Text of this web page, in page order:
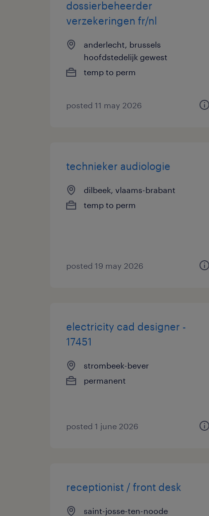
dossierbeheerder
verzekeringen fr/nl
anderlecht, brussels
hoofdstedelijk gewest
temp to perm
posted 11 may 2026
technieker audiologie
dilbeek, vlaams-brabant
temp to perm
posted 19 may 2026
electricity cad designer -
17451
strombeek-bever
permanent
posted 1 june 2026
receptionist / front desk
saint-josse-ten-noode